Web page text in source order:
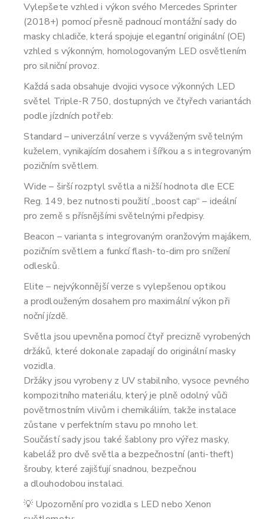
Vylepšete vzhled i výkon svého Mercedes Sprinter
(2018+) pomocí přesně padnoucí montážní sady do
masky chladiče, která spojuje elegantní originální (OE)
vzhled s výkonným, homologovaným LED osvětlením
pro silniční provoz.
Každá sada obsahuje dvojici vysoce výkonných LED
světel Triple-R 750, dostupných ve čtyřech variantách
podle jízdních potřeb:
Standard – univerzální verze s vyváženým světelným
kuželem, vynikajícím dosahem i šířkou a s integrovaným
pozičním světlem.
Wide – širší rozptyl světla a nižší hodnota dle ECE
Reg. 149, bez nutnosti použití „boost cap“ – ideální
pro země s přísnějšími světelnými předpisy.
Beacon – varianta s integrovaným oranžovým majákem,
pozičním světlem a funkcí flash-to-dim pro snížení
odlesků.
Elite – nejvýkonnější verze s vylepšenou optikou
a prodlouženým dosahem pro maximální výkon při
noční jízdě.
Světla jsou upevněna pomocí čtyř precizně vyrobených
držáků, které dokonale zapadají do originální masky
vozidla.
Držáky jsou vyrobeny z UV stabilního, vysoce pevného
kompozitního materiálu, který je plně odolný vůči
povětrnostním vlivům i chemikáliím, takže instalace
zůstane v perfektním stavu po mnoho let.
Součástí sady jsou také šablony pro výřez masky,
kabeláž pro dvě světla a bezpečnostní (anti-theft)
šrouby, které zajišťují snadnou, bezpečnou
a dlouhodobou instalaci.
💡 Upozornění pro vozidla s LED nebo Xenon